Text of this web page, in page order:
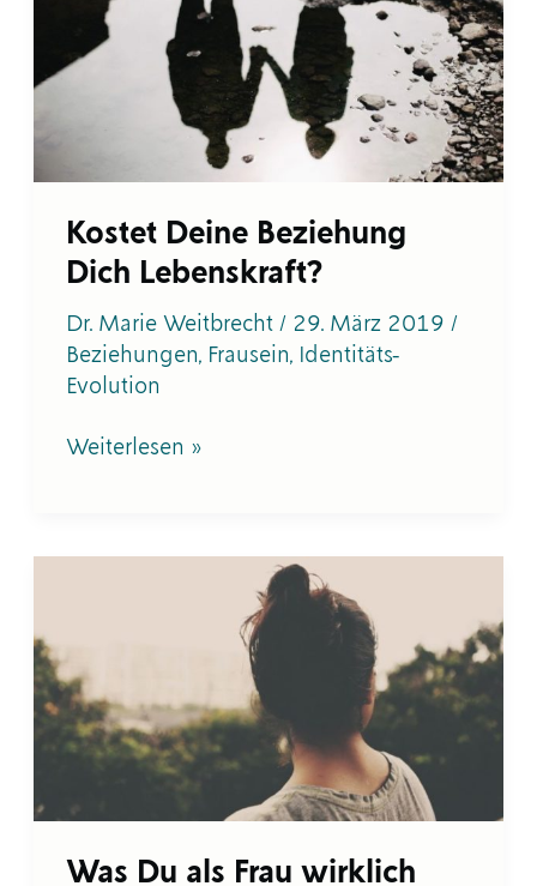
Kostet Deine Beziehung
Dich Lebenskraft?
Dr. Marie Weitbrecht / 29. März 2019 /
Beziehungen, Frausein,
Identitäts-
Evolution
Dich
Lebenskraft?
Weiterlesen »
Was Du als Frau wirklich
wirklich
brauchst